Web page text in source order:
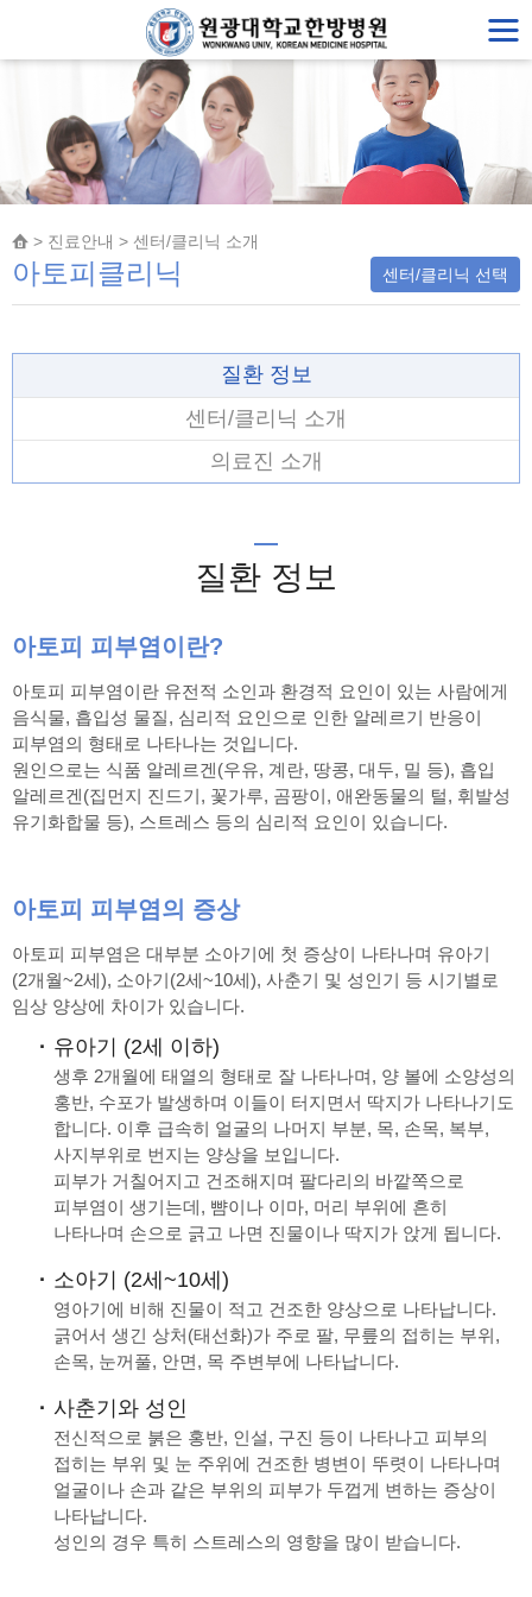
> 진료안내 > 센터/클리닉 소개
아토피클리닉 센터/클리닉 선택
질환 정보
센터/클리닉 소개
의료진 소개
질환 정보
아토피 피부염이란?
아토피 피부염이란 유전적 소인과 환경적 요인이 있는 사람에게
음식물, 흡입성 물질, 심리적 요인으로 인한 알레르기 반응이
피부염의 형태로 나타나는 것입니다.
원인으로는 식품 알레르겐(우유, 계란, 땅콩, 대두, 밀 등), 흡입
알레르겐(집먼지 진드기, 꽃가루, 곰팡이, 애완동물의 털, 휘발성
유기화합물 등), 스트레스 등의 심리적 요인이 있습니다.
아토피 피부염의 증상
아토피 피부염은 대부분 소아기에 첫 증상이 나타나며 유아기
(2개월~2세), 소아기(2세~10세), 사춘기 및 성인기 등 시기별로
임상 양상에 차이가 있습니다.
유아기 (2세 이하)
생후 2개월에 태열의 형태로 잘 나타나며, 양 볼에 소양성의
홍반, 수포가 발생하며 이들이 터지면서 딱지가 나타나기도
합니다. 이후 급속히 얼굴의 나머지 부분, 목, 손목, 복부,
사지부위로 번지는 양상을 보입니다.
피부가 거칠어지고 건조해지며 팔다리의 바깥쪽으로
피부염이 생기는데, 뺨이나 이마, 머리 부위에 흔히
나타나며 손으로 긁고 나면 진물이나 딱지가 앉게 됩니다.
소아기 (2세~10세)
영아기에 비해 진물이 적고 건조한 양상으로 나타납니다.
긁어서 생긴 상처(태선화)가 주로 팔, 무릎의 접히는 부위,
손목, 눈꺼풀, 안면, 목 주변부에 나타납니다.
사춘기와 성인
전신적으로 붉은 홍반, 인설, 구진 등이 나타나고 피부의
접히는 부위 및 눈 주위에 건조한 병변이 뚜렷이 나타나며
얼굴이나 손과 같은 부위의 피부가 두껍게 변하는 증상이
나타납니다.
성인의 경우 특히 스트레스의 영향을 많이 받습니다.